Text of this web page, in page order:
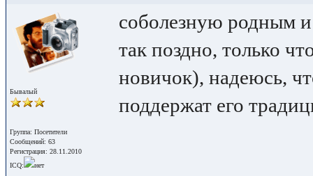
Бывалый
Группа: Посетители
Сообщений: 63
Регистрация: 28.11.2010
ICQ:
нет
соболезную родным
так поздно, только
новичок), надеюсь,
поддержат его